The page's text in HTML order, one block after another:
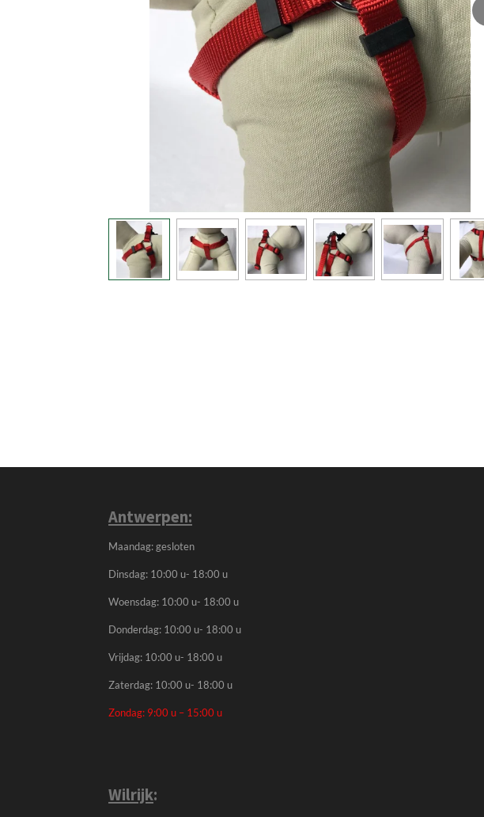
Antwerpen:
Maandag: gesloten
Dinsdag: 10:00 u- 18:00 u
Woensdag: 10:00 u- 18:00 u
Donderdag: 10:00 u- 18:00 u
Vrijdag: 10:00 u- 18:00 u
Zaterdag: 10:00 u- 18:00 u
Zondag: 9:00 u – 15:00 u
Wilrijk: